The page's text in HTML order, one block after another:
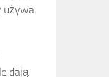
używa
dają